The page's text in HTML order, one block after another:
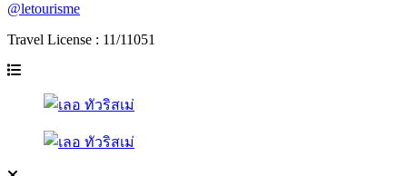
@letourisme
Travel License : 11/11051